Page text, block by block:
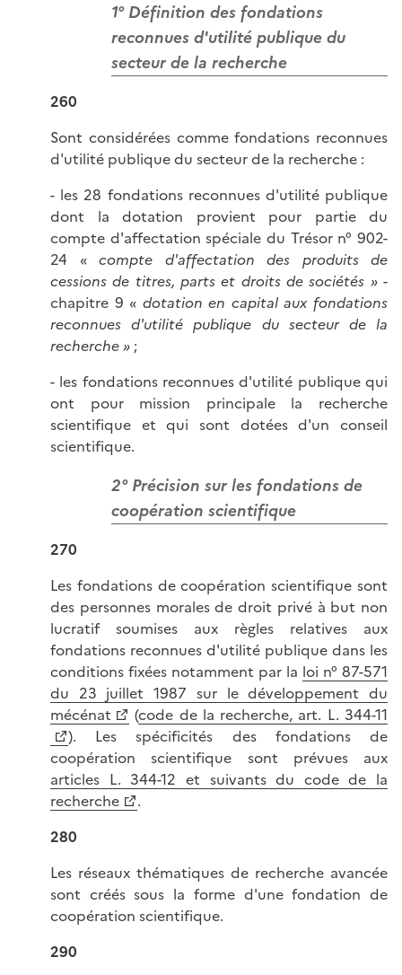
1° Définition des fondations
reconnues d'utilité publique du
secteur de la recherche
260
Sont considérées comme fondations reconnues
d'utilité publique du secteur de la recherche :
- les 28 fondations reconnues d'utilité publique
dont la dotation provient pour partie du
compte d'affectation spéciale du Trésor n° 902-
24 « compte d'affectation des produits de
cessions de titres, parts et droits de sociétés »-
chapitre 9 « dotation en capital aux fondations
reconnues d'utilité publique du secteur de la
recherche » ;
- les fondations reconnues d'utilité publique qui
ont pour mission principale la recherche
scientifique et qui sont dotées d'un conseil
scientifique.
2° Précision sur les fondations de
coopération scientifique
270
Les fondations de coopération scientifique sont
des personnes morales de droit privé à but non
lucratif soumises aux règles relatives aux
fondations reconnues d'utilité publique dans les
conditions fixées notamment par la loi n° 87-571
du 23 juillet 1987 sur le développement du
mécénat
(code de la recherche, art. L. 344-11
). Les spécificités des fondations de
coopération scientifique sont prévues aux
articles L. 344-12 et suivants du code de la
recherche
.
280
Les réseaux thématiques de recherche avancée
sont créés sous la forme d'une fondation de
coopération scientifique.
290